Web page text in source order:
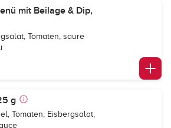
mit Beilage & Dip,
Tomaten, saure
g
Tomaten, Eisbergsalat,